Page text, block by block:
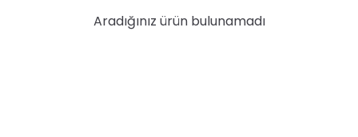
Aradığınız ürün bulunamadı